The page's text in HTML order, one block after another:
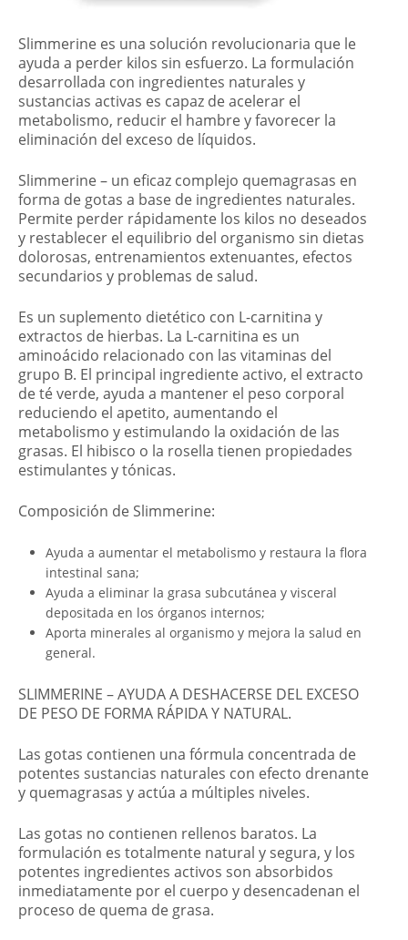
Slimmerine es una solución revolucionaria que le
ayuda a perder kilos sin esfuerzo. La formulación
desarrollada con ingredientes naturales y
sustancias activas es capaz de acelerar el
metabolismo, reducir el hambre y favorecer la
eliminación del exceso de líquidos.
Slimmerine – un eficaz complejo quemagrasas en
forma de gotas a base de ingredientes naturales.
Permite perder rápidamente los kilos no deseados
y restablecer el equilibrio del organismo sin dietas
dolorosas, entrenamientos extenuantes, efectos
secundarios y problemas de salud.
Es un suplemento dietético con L-carnitina y
extractos de hierbas. La L-carnitina es un
aminoácido relacionado con las vitaminas del
grupo B. El principal ingrediente activo, el extracto
de té verde, ayuda a mantener el peso corporal
reduciendo el apetito, aumentando el
metabolismo y estimulando la oxidación de las
grasas. El hibisco o la rosella tienen propiedades
estimulantes y tónicas.
Composición de Slimmerine:
Ayuda a aumentar el metabolismo y restaura la flora
intestinal sana;
Ayuda a eliminar la grasa subcutánea y visceral
depositada en los órganos internos;
Aporta minerales al organismo y mejora la salud en
general.
SLIMMERINE – AYUDA A DESHACERSE DEL EXCESO
DE PESO DE FORMA RÁPIDA Y NATURAL.
Las gotas contienen una fórmula concentrada de
potentes sustancias naturales con efecto drenante
y quemagrasas y actúa a múltiples niveles.
Las gotas no contienen rellenos baratos. La
formulación es totalmente natural y segura, y los
potentes ingredientes activos son absorbidos
inmediatamente por el cuerpo y desencadenan el
proceso de quema de grasa.